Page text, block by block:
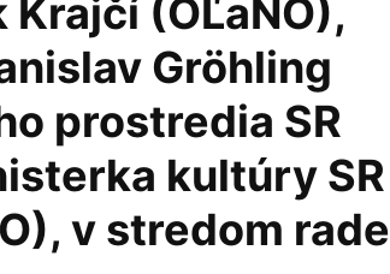
(OĽaNO),
Gröhling
prostredia SR
kultúry SR
v stredom rade